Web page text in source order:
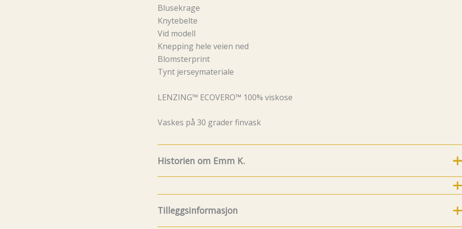
Blusekrage
Knytebelte
Vid modell
Knepping hele veien ned
Blomsterprint
Tynt jerseymateriale
LENZING™ ECOVERO™ 100% viskose
Vaskes på 30 grader finvask
Historien om Emm K.
litt før det, men da var konseptet noe annerledes. Det startet med at jeg etter 17
Tilleggsinformasjon